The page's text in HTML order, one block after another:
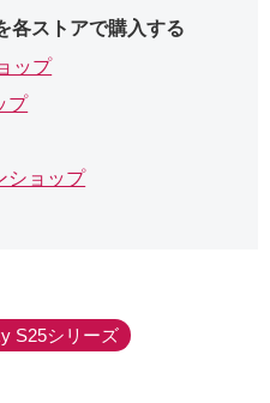
各ストアで購入する
ップ
プ
ショップ
S25シリーズ